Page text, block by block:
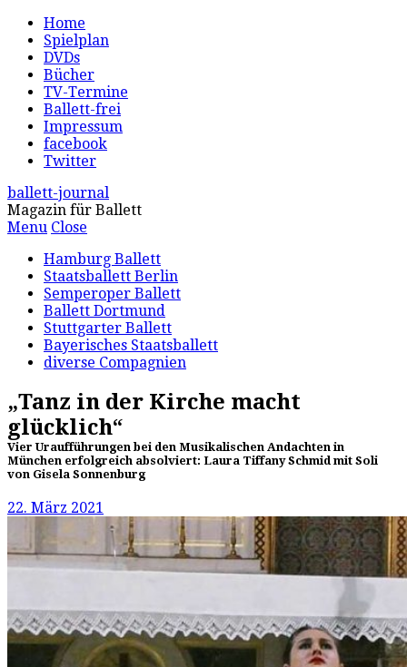
Home
Spielplan
DVDs
Bücher
TV-Termine
Ballett-frei
Impressum
facebook
Twitter
ballett-journal
Magazin für Ballett
Menu Close
Hamburg Ballett
Staatsballett Berlin
Semperoper Ballett
Ballett Dortmund
Stuttgarter Ballett
Bayerisches Staatsballett
diverse Compagnien
„Tanz in der Kirche macht
glücklich“
Vier Uraufführungen bei den Musikalischen Andachten in
München erfolgreich absolviert: Laura Tiffany Schmid mit Soli
von Gisela Sonnenburg
22. März 2021